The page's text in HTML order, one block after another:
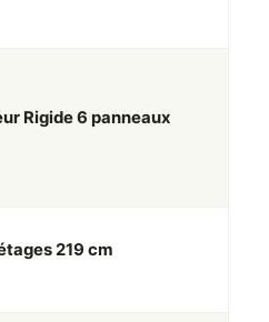
Rigide 6 panneaux
219 cm